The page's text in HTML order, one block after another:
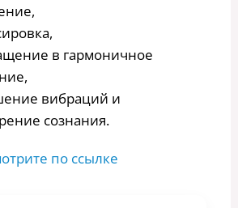
в гармоничное
вибраций и
сознания.
по ссылке